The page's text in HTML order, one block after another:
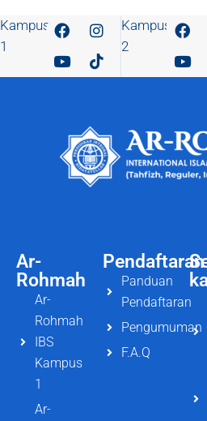
Kampus
1
Kampus
2
Ar-
Rohmah
Ar-
Rohmah
IBS
Kampus
1
Ar-
Pendaftaran
Panduan
Pendaftaran
Pengumuman
F.A.Q